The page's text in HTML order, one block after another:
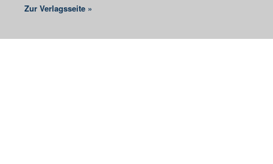
Zur Verlagsseite »